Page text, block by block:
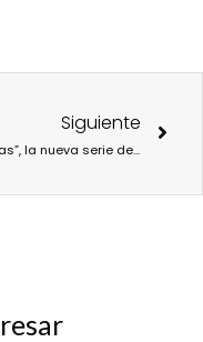
Siguiente
“Mentiras”, la nueva serie de Javier Rey y Ángela Cremonte.